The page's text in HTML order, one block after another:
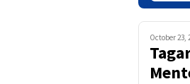
October 23,